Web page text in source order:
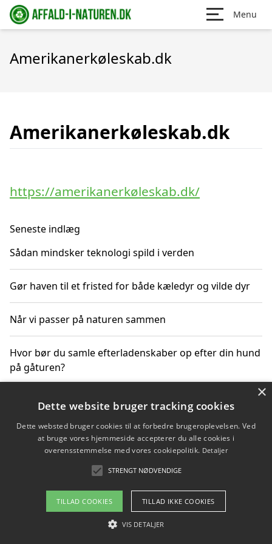
Menu
Amerikanerkøleskab.dk
Amerikanerkøleskab.dk
https://amerikanerkøleskab.dk/
Seneste indlæg
Sådan mindsker teknologi spild i verden
Gør haven til et fristed for både kæledyr og vilde dyr
Når vi passer på naturen sammen
Hvor bør du samle efterladenskaber op efter din hund
på gåturen?
Sådan rydder du effektivt op efter et stort event
Copyright 2026 - Pilanto Aps
Om / kontakt
Blog Betingelser
×
Dette website bruger tracking cookies
Dette websted bruger cookies til at forbedre brugeroplevelsen. Ved
at bruge vores hjemmeside accepterer du alle cookies i
overensstemmelse med vores cookiepolitik. Detaljer
STRENGT NØDVENDIGE
TILLAD COOKIES TILLAD IKKE COOKIES
VIS DETALJER